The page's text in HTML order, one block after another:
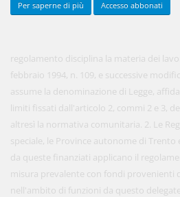
regolamento disciplina la materia dei
febbraio 1994, n. 109, e successive
assume la denominazione di Legge,
limiti fissati dall'articolo 2, commi 2 e 3,
altresì la normativa comunitaria. 2. Le
speciale, le Province autonome di Trento
da queste finanziati applicano il
misura prevalente con fondi provenienti
nell'ambito di funzioni da questo
Per saperne di più Accesso abbonati